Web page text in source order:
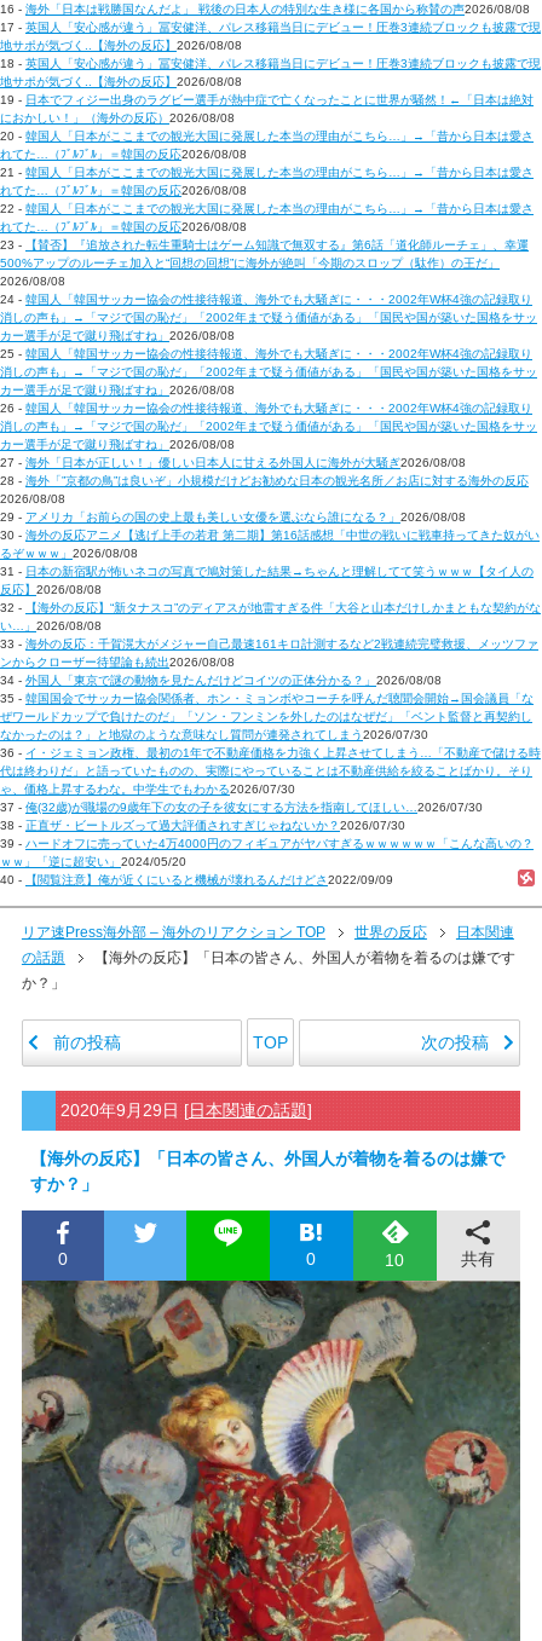
16 - 海外「日本は戦勝国なんだよ」 戦後の日本人の特別な生き様に各国から称賛の声2026/08/08
17 - 英国人「安心感が違う」冨安健洋、パレス移籍当日にデビュー！圧巻3連続ブロックも披露で現
地サポが気づく..【海外の反応】 2026/08/08
18 - 英国人「安心感が違う」冨安健洋、パレス移籍当日にデビュー！圧巻3連続ブロックも披露で現
地サポが気づく..【海外の反応】 2026/08/08
19 - 日本でフィジー出身のラグビー選手が熱中症で亡くなったことに世界が騒然！←「日本は絶対
におかしい！」（海外の反応） 2026/08/08
20 - 韓国人「日本がここまでの観光大国に発展した本当の理由がこちら…」→「昔から日本は愛さ
れてた…（ﾌﾞﾙﾌﾞﾙ」＝韓国の反応2026/08/08
21 - 韓国人「日本がここまでの観光大国に発展した本当の理由がこちら…」→「昔から日本は愛さ
れてた…（ﾌﾞﾙﾌﾞﾙ」＝韓国の反応2026/08/08
22 - 韓国人「日本がここまでの観光大国に発展した本当の理由がこちら…」→「昔から日本は愛さ
れてた…（ﾌﾞﾙﾌﾞﾙ」＝韓国の反応2026/08/08
23 -
【賛否】『追放された転生重騎士はゲーム知識で無双する』第6話「道化師ルーチェ」、幸運
500%アップのルーチェ加入と“回想の回想”に海外が絶叫「今期のスロップ（駄作）の王だ」
2026/08/08
24 - 韓国人「韓国サッカー協会の性接待報道、海外でも大騒ぎに・・・2002年W杯4強の記録取り
消しの声も」→「マジで国の恥だ」「2002年まで疑う価値がある」「国民や国が築いた国格をサッ
カー選手が足で蹴り飛ばすね」 2026/08/08
25 - 韓国人「韓国サッカー協会の性接待報道、海外でも大騒ぎに・・・2002年W杯4強の記録取り
消しの声も」→「マジで国の恥だ」「2002年まで疑う価値がある」「国民や国が築いた国格をサッ
カー選手が足で蹴り飛ばすね」 2026/08/08
26 - 韓国人「韓国サッカー協会の性接待報道、海外でも大騒ぎに・・・2002年W杯4強の記録取り
消しの声も」→「マジで国の恥だ」「2002年まで疑う価値がある」「国民や国が築いた国格をサッ
カー選手が足で蹴り飛ばすね」 2026/08/08
27 - 海外「日本が正しい！」優しい日本人に甘える外国人に海外が大騒ぎ2026/08/08
28 - 海外「”京都の鳥”は良いぞ」小規模だけどお勧めな日本の観光名所／お店に対する海外の反応
2026/08/08
29 - アメリカ「お前らの国の史上最も美しい女優を選ぶなら誰になる？」 2026/08/08
30 - 海外の反応アニメ【逃げ上手の若君 第二期】第16話感想「中世の戦いに戦車持ってきた奴がい
るぞｗｗｗ」 2026/08/08
31 - 日本の新宿駅が怖いネコの写真で鳩対策した結果→ちゃんと理解してて笑うｗｗｗ【タイ人の
反応】 2026/08/08
32 -
【海外の反応】“新タナスコ”のディアスが地雷すぎる件「大谷と山本だけしかまともな契約がな
い…」 2026/08/08
33 - 海外の反応：千賀滉大がメジャー自己最速161キロ計測するなど2戦連続完璧救援、メッツファ
ンからクローザー待望論も続出2026/08/08
34 - 外国人「東京で謎の動物を見たんだけどコイツの正体分かる？」 2026/08/08
35 - 韓国国会でサッカー協会関係者、ホン・ミョンボやコーチを呼んだ聴聞会開始→国会議員「な
ぜワールドカップで負けたのだ」「ソン・フンミンを外したのはなぜだ」「ベント監督と再契約し
なかったのは？」と地獄のような意味なし質問が連発されてしまう2026/07/30
36 - イ・ジェミョン政権、最初の1年で不動産価格を力強く上昇させてしまう…「不動産で儲ける時
代は終わりだ」と語っていたものの、実際にやっていることは不動産供給を絞ることばかり。そり
ゃ、価格上昇するわな。中学生でもわかる2026/07/30
37 - 俺(32歳)が職場の9歳年下の女の子を彼女にする方法を指南してほしい…2026/07/30
38 - 正直ザ・ビートルズって過大評価されすぎじゃねないか？2026/07/30
39 - ハードオフに売っていた4万4000円のフィギュアがヤバすぎるｗｗｗｗｗｗ「こんな高いの？
ｗｗ」「逆に超安い」 2024/05/20
40 -
【閲覧注意】俺が近くにいると機械が壊れるんだけどさ2022/09/09
リア速Press海外部 – 海外のリアクション TOP 世界の反応
日本関連
の話題
【海外の反応】「日本の皆さん、外国人が着物を着るのは嫌です
か？」
前の投稿 TOP 次の投稿
2020年9月29日 [日本関連の話題]
【海外の反応】「日本の皆さん、外国人が着物を着るのは嫌で
すか？」
0 0 10 共有